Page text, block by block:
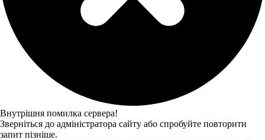
Внутрішня помилка сервера!
Зверніться до адміністратора сайту або спробуйте повторити
запит пізніше.